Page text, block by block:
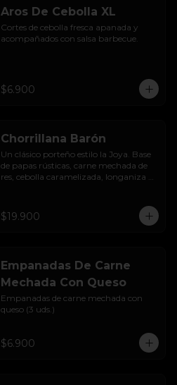
Aros De Cebolla XL
Cortes de cebolla fresca apanada y
acompañados con salsa barbecue.
$6.900
Chorrillana Barón
Un clásico porteño estilo la Joya. Base
de papas rústicas, carne mechada de
res, cebolla caramelizada, longaniza
$19.900
Empanadas De Carne
Mechada Con Queso
Empanadas de carne mechada con
queso (3 uds.)
$6.900